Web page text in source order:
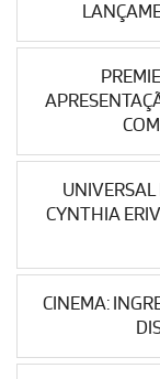
CYNTHIA
CINEMA: